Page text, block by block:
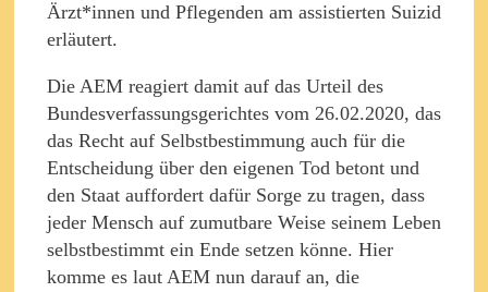
Ärzt*innen und Pflegenden am assistierten Suizid
erläutert.
Die AEM reagiert damit auf das Urteil des
Bundesverfassungsgerichtes vom 26.02.2020, das
das Recht auf Selbstbestimmung auch für die
Entscheidung über den eigenen Tod betont und
den Staat auffordert dafür Sorge zu tragen, dass
jeder Mensch auf zumutbare Weise seinem Leben
selbstbestimmt ein Ende setzen könne. Hier
komme es laut AEM nun darauf an, die